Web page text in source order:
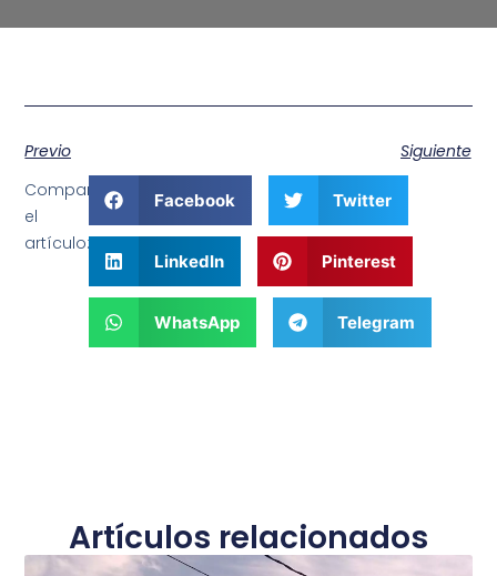
Previo
Siguiente
Comparte
el
artículo:
Facebook Twitter
LinkedIn Pinterest
WhatsApp Telegram
Artículos relacionados